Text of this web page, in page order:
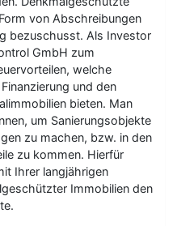
von Abschreibungen
bezuschusst. Als Investor
GmbH zum
welche
und den
bieten. Man
um Sanierungsobjekte
zu machen, bzw. in den
zu kommen. Hierfür
Ihrer langjährigen
Immobilien den